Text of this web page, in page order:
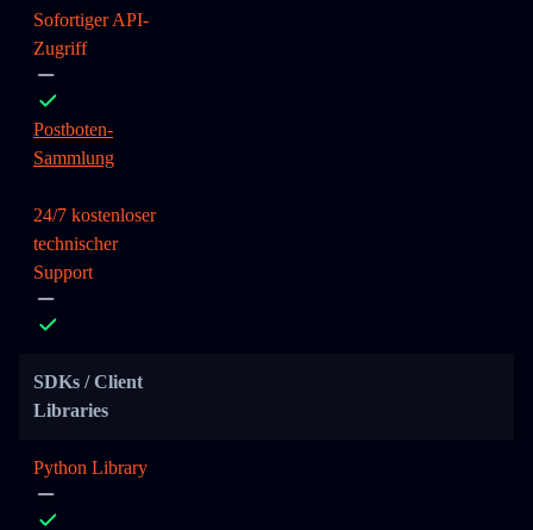
Sofortiger API-
Zugriff
Postboten-
Sammlung
24/7 kostenloser
technischer
Support
SDKs / Client
Libraries
Python Library